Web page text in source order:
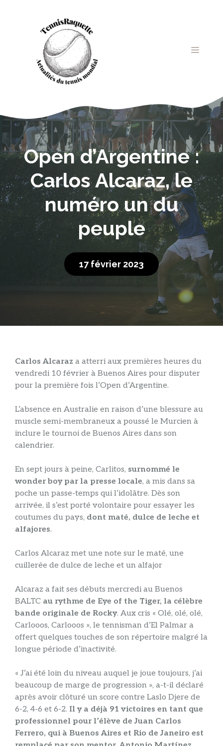
MENU
Open d’Argentine :
Carlos Alcaraz, le
numéro un du
peuple
17 février 2023
Carlos Alcaraz a atterri aux premières heures du
vendredi 10 février à Buenos Aires pour disputer
pour la première fois l’Open d’Argentine.
L’absence en Australie en raison d’une blessure au
muscle semi-membraneux a poussé le Murcien à
inclure le tournoi de Buenos Aires dans son
calendrier.
En sept jours à peine, Carlitos, surnommé le
wonder boy par la presse locale, a mis dans sa
poche un passe-temps qui l’idolâtre. Dès son
arrivée, il s’est porté volontaire pour essayer les
coutumes du pays, dont maté, dulce de leche et
alfajores.
Carlos Alcaraz met une note sur le maté, une
cuillerée de dulce de leche et un alfajor
Alcaraz a fait ses débuts mercredi au Buenos
BALTC au rythme de Eye of the Tiger, la célèbre
bande originale de Rocky. Aux cris « Olé, olé, olé,
Carlooos, Carlooos », le tennisman d’El Palmar a
offert quelques touches de son répertoire malgré la
longue période d’inactivité.
« J’ai été loin du niveau auquel je joue toujours, j’ai
beaucoup de marge de progression », a-t-il déclaré
après avoir clôturé un score contre Laslo Djere de
6-2, 4-6 et 6-2. Il y a déjà 91 victoires en tant que
professionnel pour l’élève de Juan Carlos
Ferrero, qui à Buenos Aires et Rio de Janeiro est